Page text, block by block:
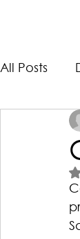
All Posts
Il